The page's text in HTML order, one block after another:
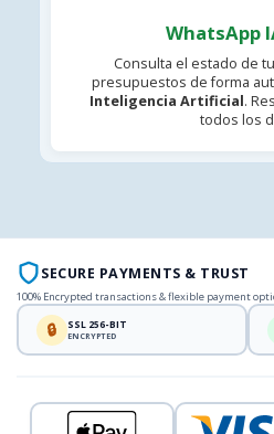
WhatsApp
Consulta el estado de
presupuestos de forma
Inteligencia Artificial.
todos los
SECURE PAYMENTS & TRUST
100% Encrypted transactions & flexible payment
🔒 SSL 256-BIT
ENCRYPTED